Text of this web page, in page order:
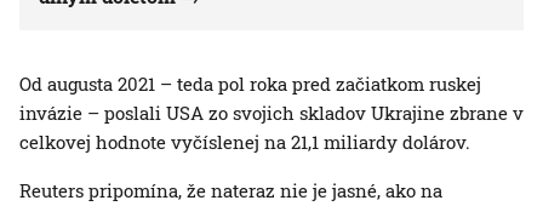
Od augusta 2021 – teda pol roka pred začiatkom ruskej
invázie – poslali USA zo svojich skladov Ukrajine zbrane v
celkovej hodnote vyčíslenej na 21,1 miliardy dolárov.
Reuters pripomína, že nateraz nie je jasné, ako na